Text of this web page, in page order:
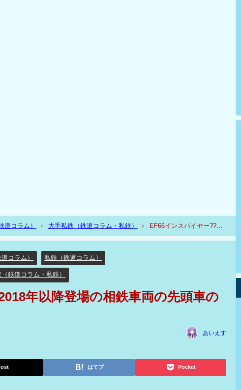
道コラム） 大手私鉄（鉄道コラム・私鉄）
EF66インスパイヤー??
コラム） 私鉄（鉄道コラム）
（鉄道コラム・私鉄）
年以降登場の相鉄車両の先頭車の
あいえす
はてブ Pocket